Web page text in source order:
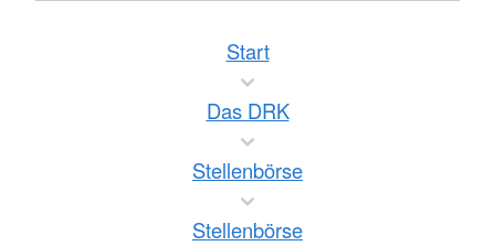
Start
Das DRK
Stellenbörse
Stellenbörse